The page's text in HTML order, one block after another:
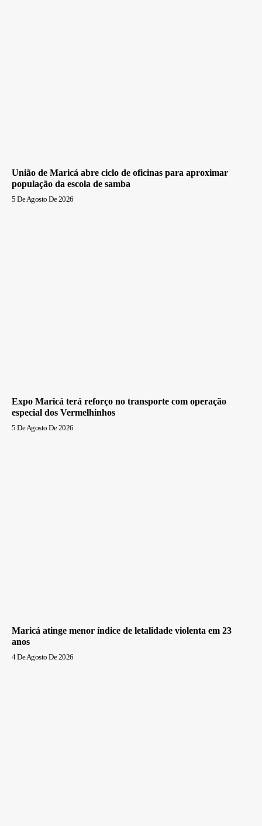
União de Maricá abre ciclo de oficinas para aproximar
população da escola de samba
5 De Agosto De 2026
Expo Maricá terá reforço no transporte com operação
especial dos Vermelhinhos
5 De Agosto De 2026
Maricá atinge menor índice de letalidade violenta em 23
anos
4 De Agosto De 2026